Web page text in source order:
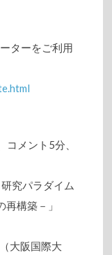
ターをご利用
メント5分、
究パラダイム
構築－」
大阪国際大